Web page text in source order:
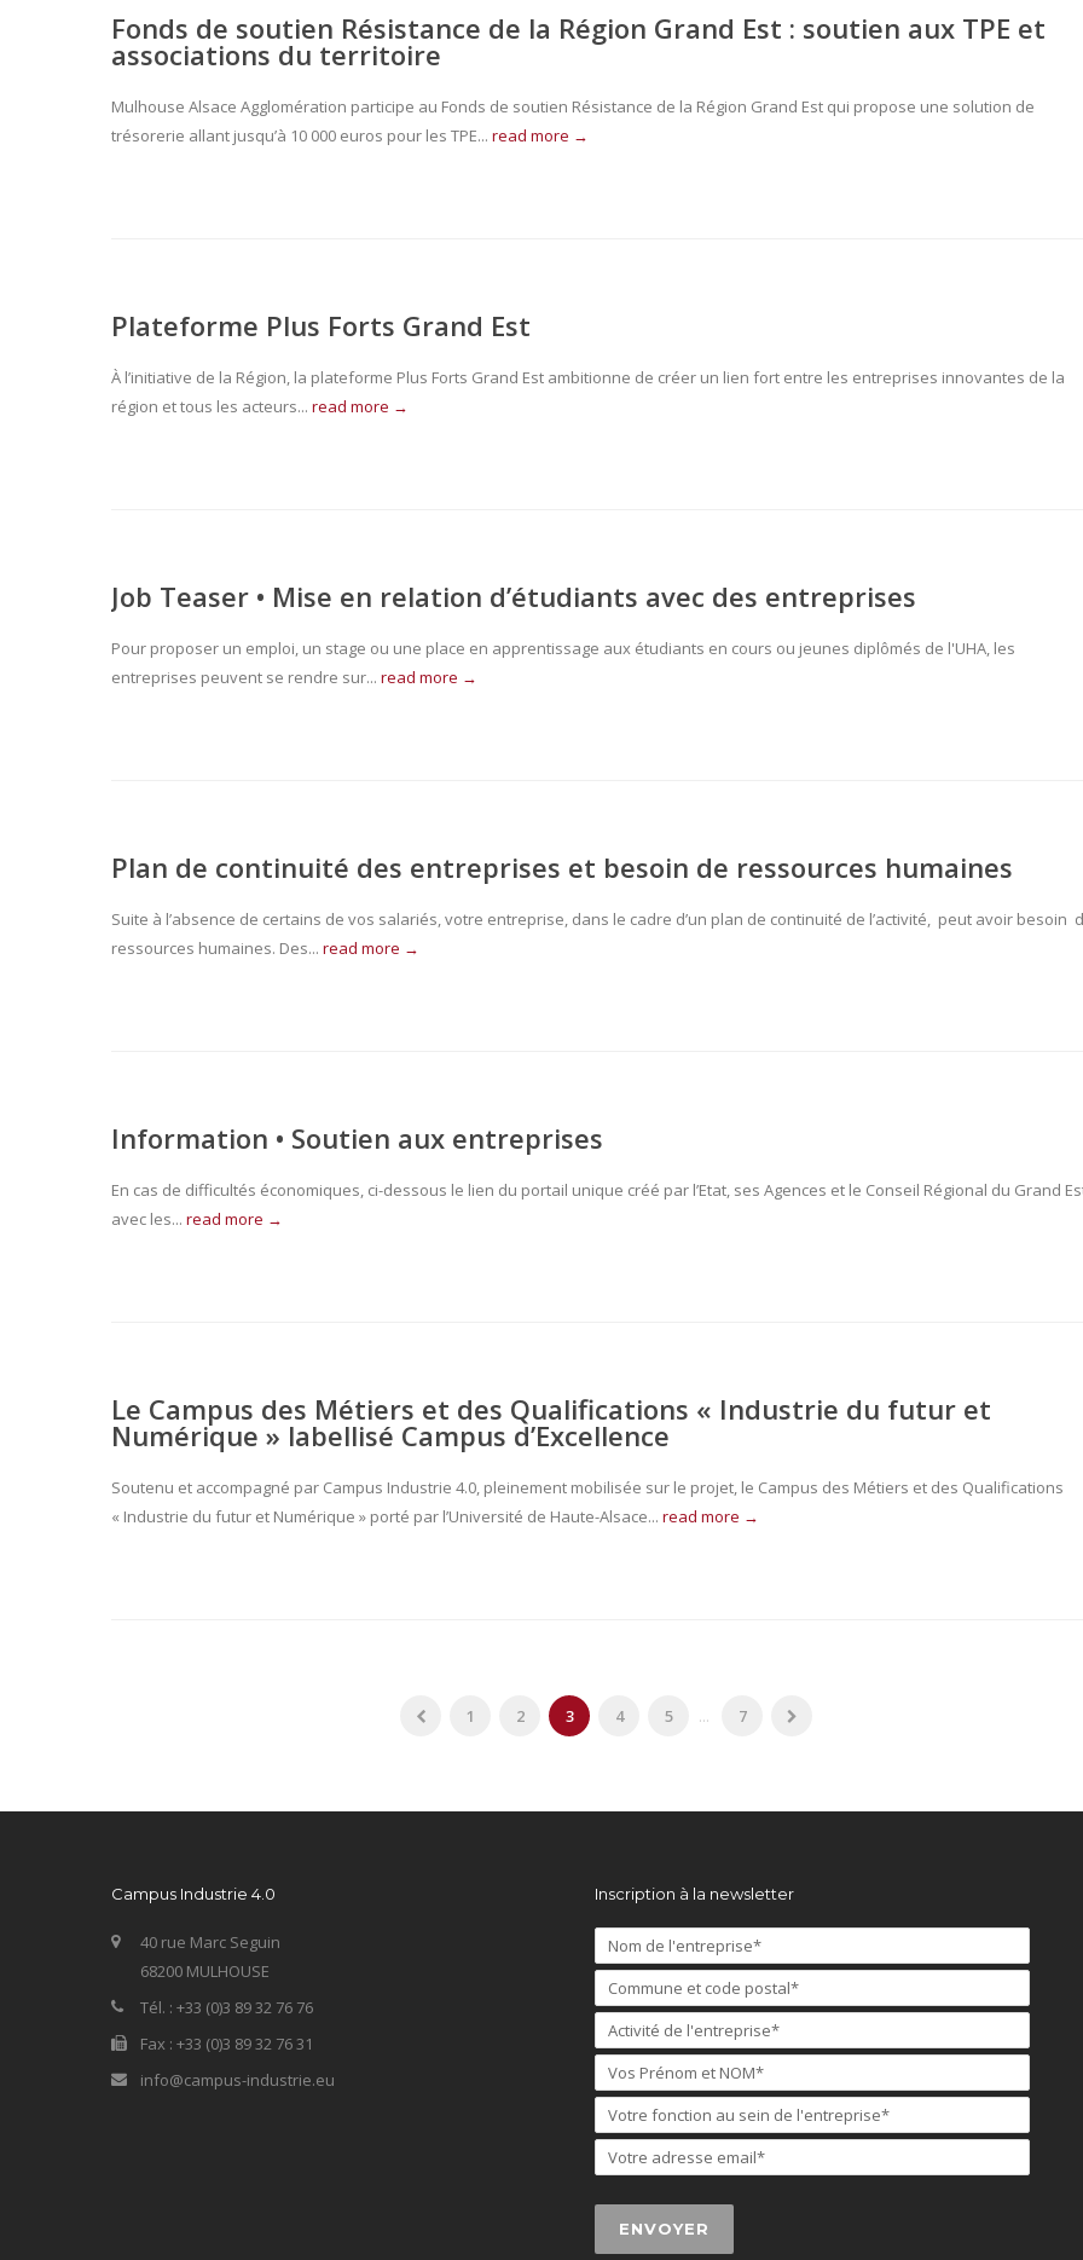
Fonds de soutien Résistance de la Région Grand Est : soutien aux TPE et
associations du territoire
Mulhouse Alsace Agglomération participe au Fonds de soutien Résistance de la Région Grand Est qui propose une solution de
trésorerie allant jusqu’à 10 000 euros pour les TPE... read more →
Plateforme Plus Forts Grand Est
À l’initiative de la Région, la plateforme Plus Forts Grand Est ambitionne de créer un lien fort entre les entreprises innovantes de la
région et tous les acteurs... read more →
Job Teaser • Mise en relation d’étudiants avec des entreprises
Pour proposer un emploi, un stage ou une place en apprentissage aux étudiants en cours ou jeunes diplômés de l'UHA, les
entreprises peuvent se rendre sur... read more →
Plan de continuité des entreprises et besoin de ressources humaines
Suite à l’absence de certains de vos salariés, votre entreprise, dans le cadre d’un plan de continuité de l’activité, peut avoir besoin
ressources humaines. Des... read more →
Information • Soutien aux entreprises
En cas de difficultés économiques, ci-dessous le lien du portail unique créé par l’Etat, ses Agences et le Conseil Régional du Grand
avec les... read more →
Le Campus des Métiers et des Qualifications « Industrie du futur et
Numérique » labellisé Campus d’Excellence
Soutenu et accompagné par Campus Industrie 4.0, pleinement mobilisée sur le projet, le Campus des Métiers et des Qualifications
« Industrie du futur et Numérique » porté par l’Université de Haute-Alsace... read more →
1 2 3 4 5 ... 7
Campus Industrie 4.0
40 rue Marc Seguin
68200 MULHOUSE
Tél. : +33 (0)3 89 32 76 76
Fax : +33 (0)3 89 32 76 31
info@campus-industrie.eu
Inscription à la newsletter